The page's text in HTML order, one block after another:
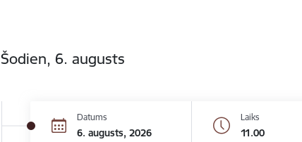
Šodien, 6. augusts
Datums
6. augusts, 2026
Laiks
11.00